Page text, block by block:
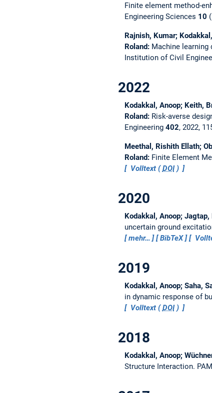
Finite element method-
Engineering Sciences 10
Rajnish, Kumar;
Roland: Machine
Institution of Civil
2022
Kodakkal, Anoop; Keith,
Roland: Risk-averse
Engineering 402, 2022,
Meethal, Rishith Ellath;
Roland: Finite Element
Volltext (DOI)
2020
Kodakkal, Anoop;
uncertain ground
mehr…
BibTeX
2019
Kodakkal, Anoop; Saha,
in dynamic response of
Volltext (DOI)
2018
Kodakkal, Anoop;
Structure Interaction.